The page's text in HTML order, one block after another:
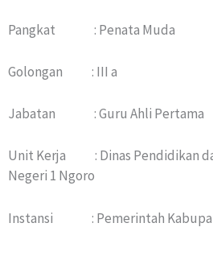
Pangkat : Penata Muda
Golongan : III a
Jabatan : Guru Ahli Pertama
Unit Kerja : Dinas Pendidikan
Negeri 1 Ngoro
Instansi : Pemerintah